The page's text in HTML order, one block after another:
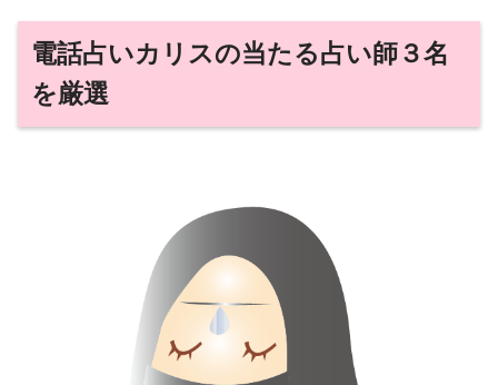
電話占いカリスの当たる占い師３名
を厳選